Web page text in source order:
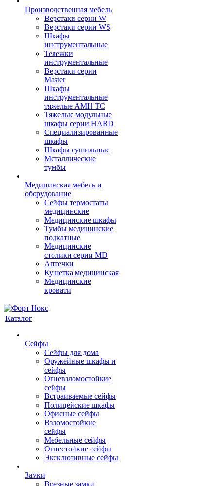
Производственная мебель
Верстаки серии W
Верстаки серии WS
Шкафы
инструментальные
Тележки
инструментальные
Верстаки серии
Master
Шкафы
инструментальные
тяжелые AMH TC
Тяжелые модульные
шкафы серии HARD
Cпециализированные
шкафы
Шкафы сушильные
Металлические
тумбы
Медицинская мебель и
оборудование
Сейфы термостаты
медицинские
Медицинские шкафы
Тумбы медицинские
подкатные
Медицинские
столики серии MD
Аптечки
Кушетка медицинская
Медицинские
кровати
Каталог
Сейфы
Сейфы для дома
Оружейные шкафы и
сейфы
Огневзломостойкие
сейфы
Встраиваемые сейфы
Полицейские шкафы
Офисные сейфы
Взломостойкие
сейфы
Мебельные сейфы
Огнестойкие сейфы
Эксклюзивные сейфы
Замки
Врезные замки